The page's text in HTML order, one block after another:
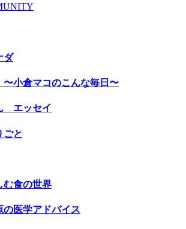
ダ
小倉マコのこんな毎日〜
エッセイ
ごと
む食の世界
の医学アドバイス